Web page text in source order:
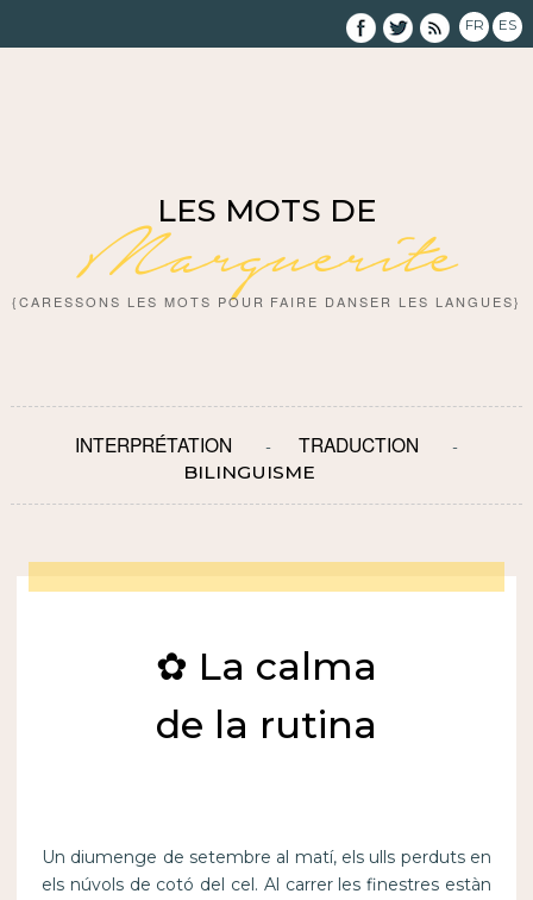
FR ES
LES MOTS DE
Marguerite
{CARESSONS LES MOTS POUR FAIRE DANSER LES LANGUES}
INTERPRÉTATION TRADUCTION
BILINGUISME
✿ La calma
de la rutina
Un diumenge de setembre al matí, els ulls perduts en
els núvols de cotó del cel. Al carrer les finestres estàn